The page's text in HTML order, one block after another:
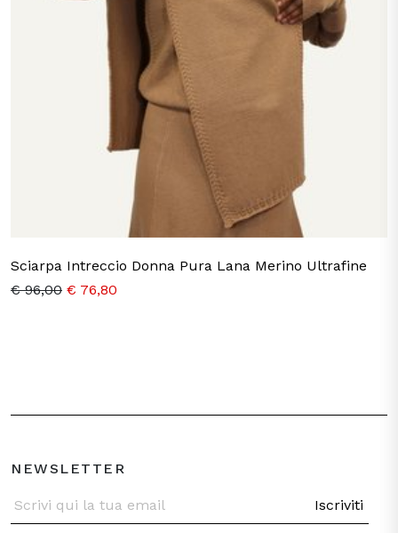
Sciarpa Intreccio Donna Pura Lana Merino Ultrafine
€ 96,00 € 76,80
NEWSLETTER
Iscriviti